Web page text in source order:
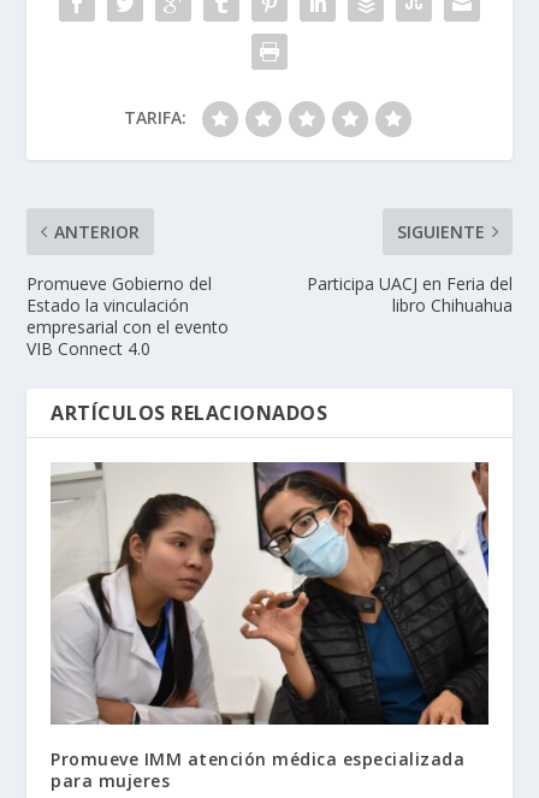
TARIFA:
ANTERIOR
Promueve Gobierno del
Estado la vinculación
empresarial con el evento
VIB Connect 4.0
SIGUIENTE
Participa UACJ en Feria del
libro Chihuahua
ARTÍCULOS RELACIONADOS
Promueve IMM atención médica especializada
para mujeres